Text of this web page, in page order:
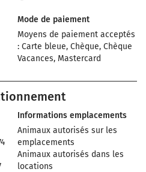
Mode de paiement
Moyens de paiement acceptés
: Carte bleue, Chèque, Chèque
Vacances, Mastercard
Informations emplacements
Animaux autorisés sur les
emplacements
Animaux autorisés dans les
locations